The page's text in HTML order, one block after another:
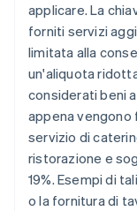
applicare. La
forniti servizi
limitata alla
un'aliquota
considerati beni
appena vengono
servizio di
ristorazione e
19%. Esempi di
o la fornitura di